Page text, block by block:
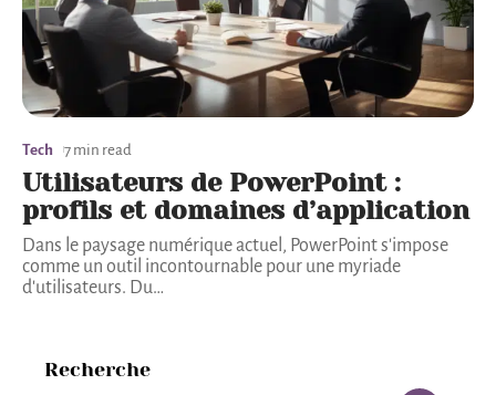
Tech 7 min read
Utilisateurs de PowerPoint :
profils et domaines d’application
Dans le paysage numérique actuel, PowerPoint s'impose
comme un outil incontournable pour une myriade
d'utilisateurs. Du…
Recherche